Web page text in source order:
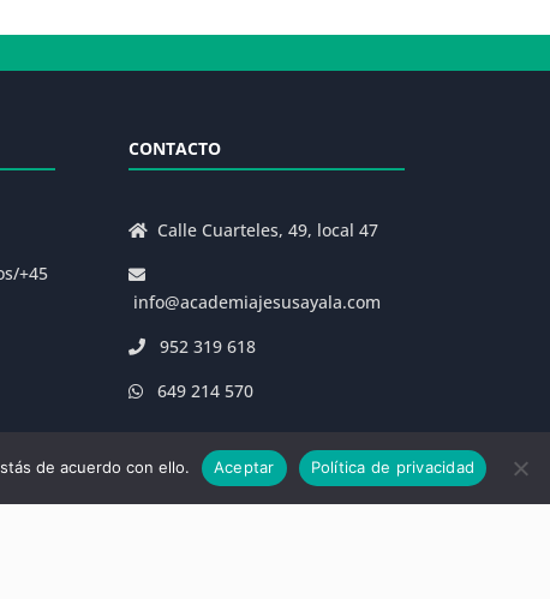
+45
CONTACTO
Calle Cuarteles, 49, local 47
info@academiajesusayala.com
952 319 618
649 214 570
de acuerdo con ello. Aceptar Política de privacidad